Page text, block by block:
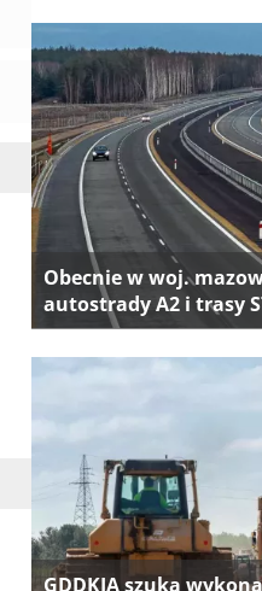
Obecnie w woj.
autostrady A2 i trasy
GDDKIA szuka